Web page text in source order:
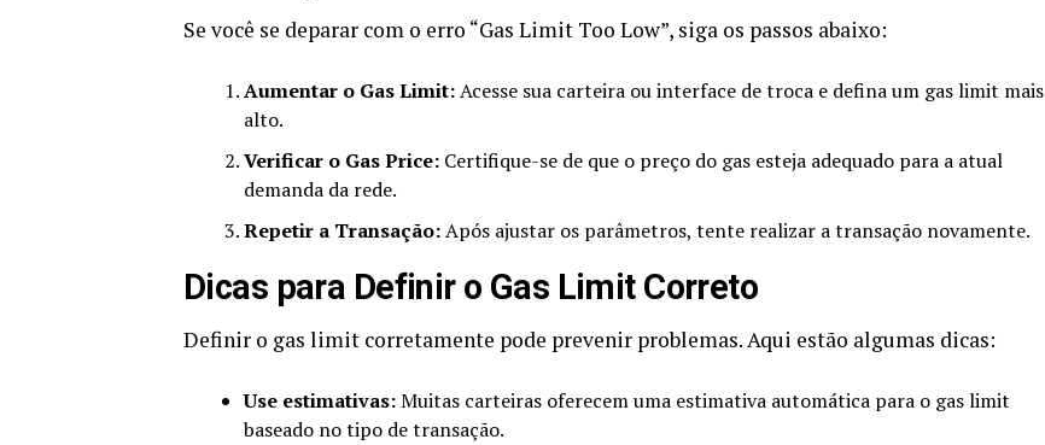
Se você se deparar com o erro “Gas Limit Too Low”, siga os passos abaixo:
Aumentar o Gas Limit:Acesse sua carteira ou interface de troca e defina um gas limit mais
alto.
Verificar o Gas Price: Certifique-se de que o preço do gas esteja adequado para a atual
demanda da rede.
Repetir a Transação:Após ajustar os parâmetros, tente realizar a transação novamente.
Dicas para Definir o Gas Limit Correto
Definir o gas limit corretamente pode prevenir problemas. Aqui estão algumas dicas:
Use estimativas:Muitas carteiras oferecem uma estimativa automática para o gas limit
baseado no tipo de transação.